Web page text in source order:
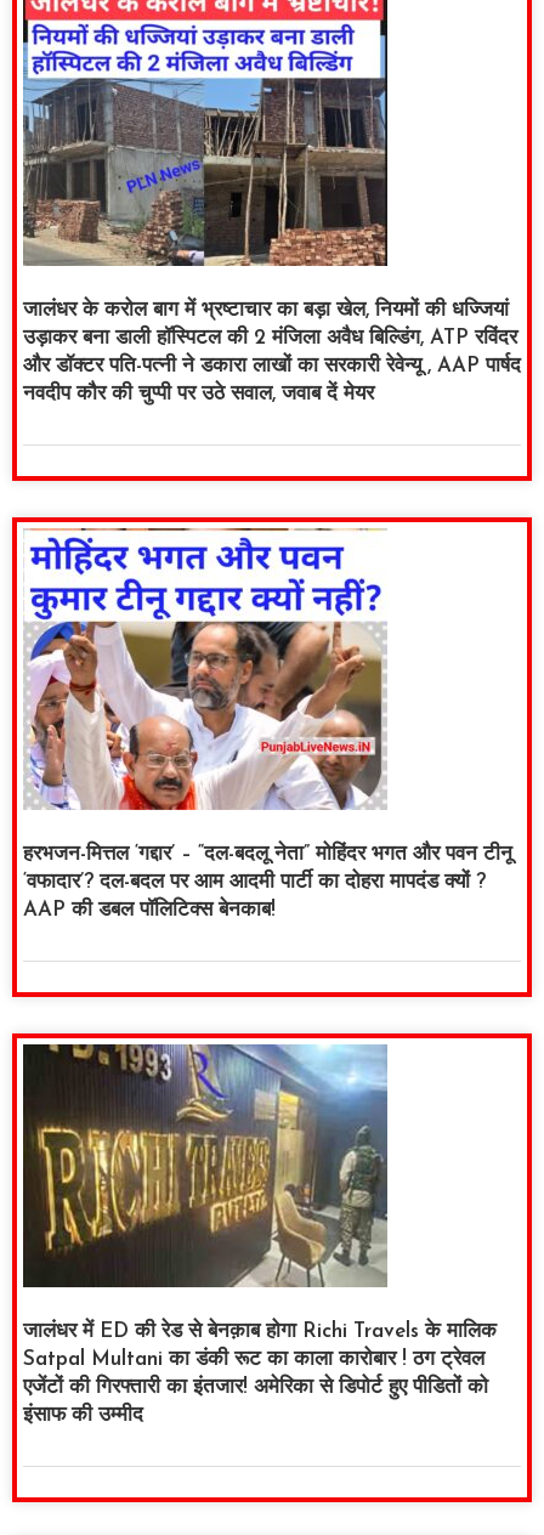
जालंधर के करोल बाग में भ्रष्टाचार का बड़ा खेल, नियमों की धज्जियां
उड़ाकर बना डाली हॉस्पिटल की 2 मंजिला अवैध बिल्डिंग, ATP रविंदर
और डॉक्टर पति-पत्नी ने डकारा लाखों का सरकारी रेवेन्यू , AAP पार्षद
नवदीप कौर की चुप्पी पर उठे सवाल, जवाब दें मेयर
हरभजन-मित्तल ‘गद्दार’ – “दल-बदलू नेता” मोहिंदर भगत और पवन टीनू
‘वफादार’? दल-बदल पर आम आदमी पार्टी का दोहरा मापदंड क्यों ?
AAP की डबल पॉलिटिक्स बेनकाब!
जालंधर में ED की रेड से बेनक़ाब होगा Richi Travels के मालिक
Satpal Multani का डंकी रूट का काला कारोबार ! ठग ट्रेवल
एजेंटों की गिरफ्तारी का इंतजार! अमेरिका से डिपोर्ट हुए पीडितों को
इंसाफ की उम्मीद